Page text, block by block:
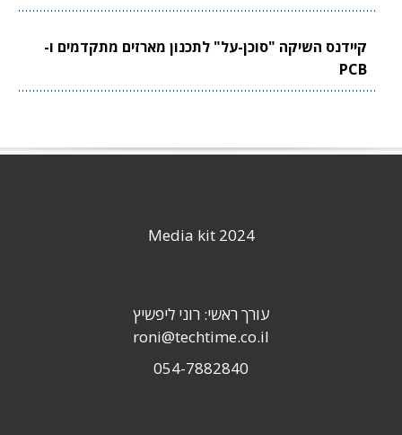
קיידנס השיקה "סוכן-על" לתכנון מארזים מתקדמים ו-
PCB
Media kit 2024
עורך ראשי: רוני ליפשיץ
roni@techtime.co.il
054-7882840